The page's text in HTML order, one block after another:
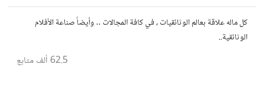
كل ماله علاقة بعالم الوثائقيات ، في كافة المجالات .. وأيضاً صناعة الأفلام
الوثائقية..
62.5 ألف متابع